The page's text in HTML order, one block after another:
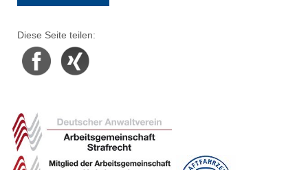
Diese Seite teilen:
Facebook Xing